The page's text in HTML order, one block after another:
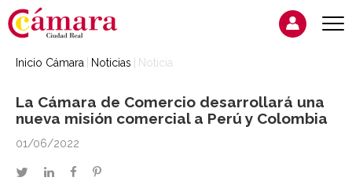
Inicio Cámara Noticias Noticia
La Cámara de Comercio desarrollará una
nueva misión comercial a Perú y Colombia
01/06/2022
twitterlinkedinfacebookpinterest